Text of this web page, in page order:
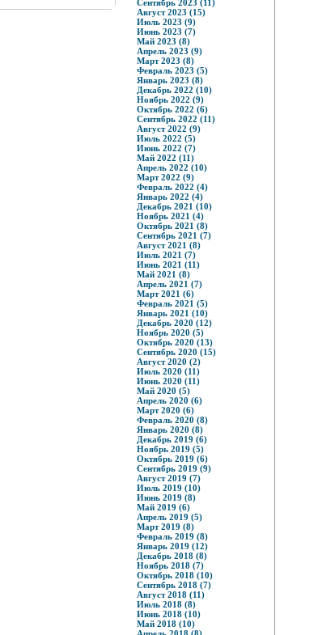
Сентябрь 2023 (11)
Август 2023 (15)
Июль 2023 (9)
Июнь 2023 (7)
Май 2023 (8)
Апрель 2023 (9)
Март 2023 (8)
Февраль 2023 (5)
Январь 2023 (8)
Декабрь 2022 (10)
Ноябрь 2022 (9)
Октябрь 2022 (6)
Сентябрь 2022 (11)
Август 2022 (9)
Июль 2022 (5)
Июнь 2022 (7)
Май 2022 (11)
Апрель 2022 (10)
Март 2022 (9)
Февраль 2022 (4)
Январь 2022 (4)
Декабрь 2021 (10)
Ноябрь 2021 (4)
Октябрь 2021 (8)
Сентябрь 2021 (7)
Август 2021 (8)
Июль 2021 (7)
Июнь 2021 (11)
Май 2021 (8)
Апрель 2021 (7)
Март 2021 (6)
Февраль 2021 (5)
Январь 2021 (10)
Декабрь 2020 (12)
Ноябрь 2020 (5)
Октябрь 2020 (13)
Сентябрь 2020 (15)
Август 2020 (2)
Июль 2020 (11)
Июнь 2020 (11)
Май 2020 (5)
Апрель 2020 (6)
Март 2020 (6)
Февраль 2020 (8)
Январь 2020 (8)
Декабрь 2019 (6)
Ноябрь 2019 (5)
Октябрь 2019 (6)
Сентябрь 2019 (9)
Август 2019 (7)
Июль 2019 (10)
Июнь 2019 (8)
Май 2019 (6)
Апрель 2019 (5)
Март 2019 (8)
Февраль 2019 (8)
Январь 2019 (12)
Декабрь 2018 (8)
Ноябрь 2018 (7)
Октябрь 2018 (10)
Сентябрь 2018 (7)
Август 2018 (11)
Июль 2018 (8)
Июнь 2018 (10)
Май 2018 (10)